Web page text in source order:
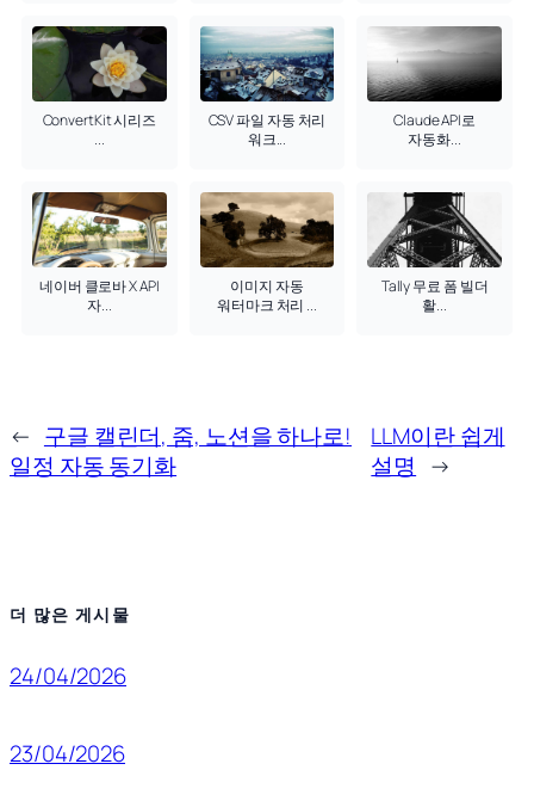
ConvertKit 시리즈
...
CSV 파일 자동 처리
워크...
Claude API로
자동화...
네이버 클로바 X API
자...
이미지 자동
워터마크 처리 ...
Tally 무료 폼 빌더
활...
← 구글 캘린더, 줌, 노션을 하나로!
일정 자동 동기화
LLM이란 쉽게
설명 →
더 많은 게시물
24/04/2026
23/04/2026